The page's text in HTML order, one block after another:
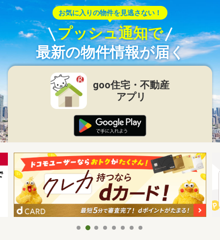
お気に入りの物件を見逃さない！
プッシュ通知で
最新の物件情報が届く
goo住宅・不動産
アプリ